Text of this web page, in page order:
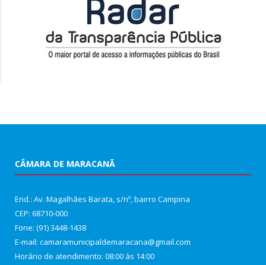
CÂMARA DE MARACANÃ
End.: Av. Magalhães Barata, s/nº, bairro Campina
CEP: 68710-000
Fone: (91) 3448-1438
E-mail: camaramunicipaldemaracana@gmail.com
Horário de atendimento: 08:00 às 14:00